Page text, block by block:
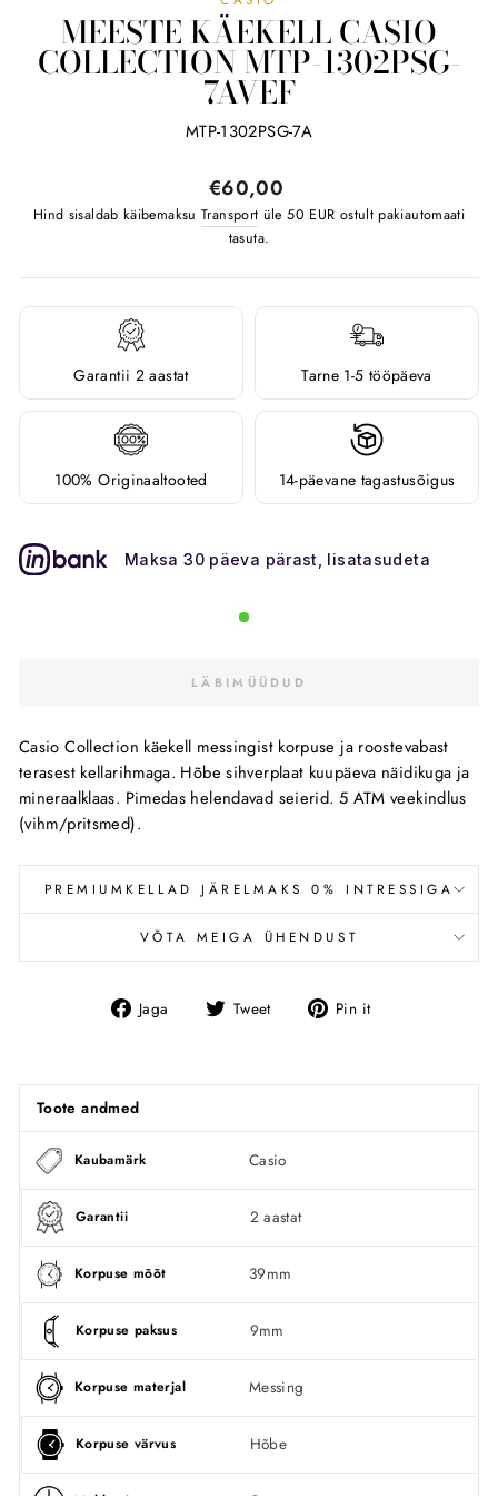
MEESTE KÄEKELL CASIO
COLLECTION MTP-1302PSG-
7AVEF
MTP-1302PSG-7A
Tavahind
€60,00
Hind sisaldab käibemaksuTransport üle 50 EUR ostult pakiautomaati
tasuta.
Garantii 2 aastat Tarne 1-5 tööpäeva
100% Originaaltooted 14-päevane tagastusõigus
Maksa 30 päeva pärast, lisatasudeta
LÄBIMÜÜDUD
Casio Collection käekell messingist korpuse ja roostevabast
terasest kellarihmaga. Hõbe sihverplaat kuupäeva näidikuga ja
mineraalklaas. Pimedas helendavad seierid. 5 ATM veekindlus
(vihm/pritsmed).
PREMIUMKELLAD JÄRELMAKS 0% INTRESSIGA
VÕTA MEIGA ÜHENDUST
Jaga
Jaga
Tweet Tweet Pin it
Toote andmed
Kaubamärk Casio
Garantii 2 aastat
Korpuse mõõt 39mm
Korpuse paksus 9mm
Korpuse materjal Messing
Korpuse värvus Hõbe